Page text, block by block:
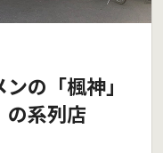
の「楓神」
系列店